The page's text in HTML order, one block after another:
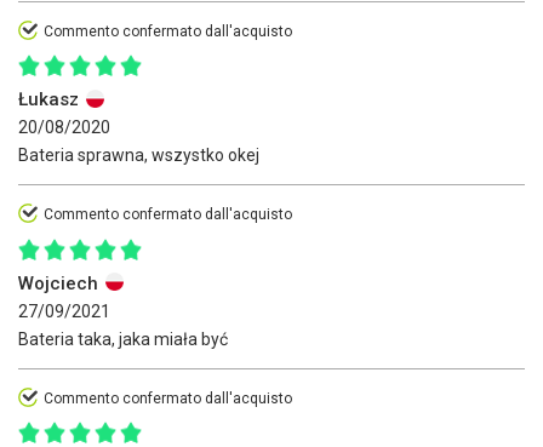
Commento confermato dall'acquisto
Łukasz
20/08/2020
Bateria sprawna, wszystko okej
Commento confermato dall'acquisto
Wojciech
27/09/2021
Bateria taka, jaka miała być
Commento confermato dall'acquisto